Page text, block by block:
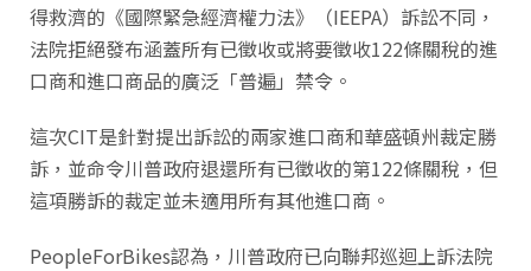
得救濟的《國際緊急經濟權力法》（IEEPA）訴訟​​不同，
法院拒絕發布涵蓋所有已徵收或將要徵收122條關稅的進
口商和進口商品的廣泛「普遍」禁令。
這次CIT是針對提出訴訟的兩家進口商和華盛頓州裁定勝
訴，並命令川普政府退還所有已徵收的第122條關稅，但
這項勝訴的裁定並未適用所有其他進口商。
PeopleForBikes認為，川普政府已向聯邦巡迴上訴法院